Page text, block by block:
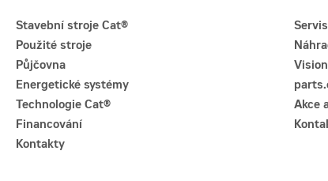
Stavební stroje Cat®
Použité stroje
Půjčovna
Energetické systémy
Technologie Cat®
Financování
Kontakty
Servis
Akce